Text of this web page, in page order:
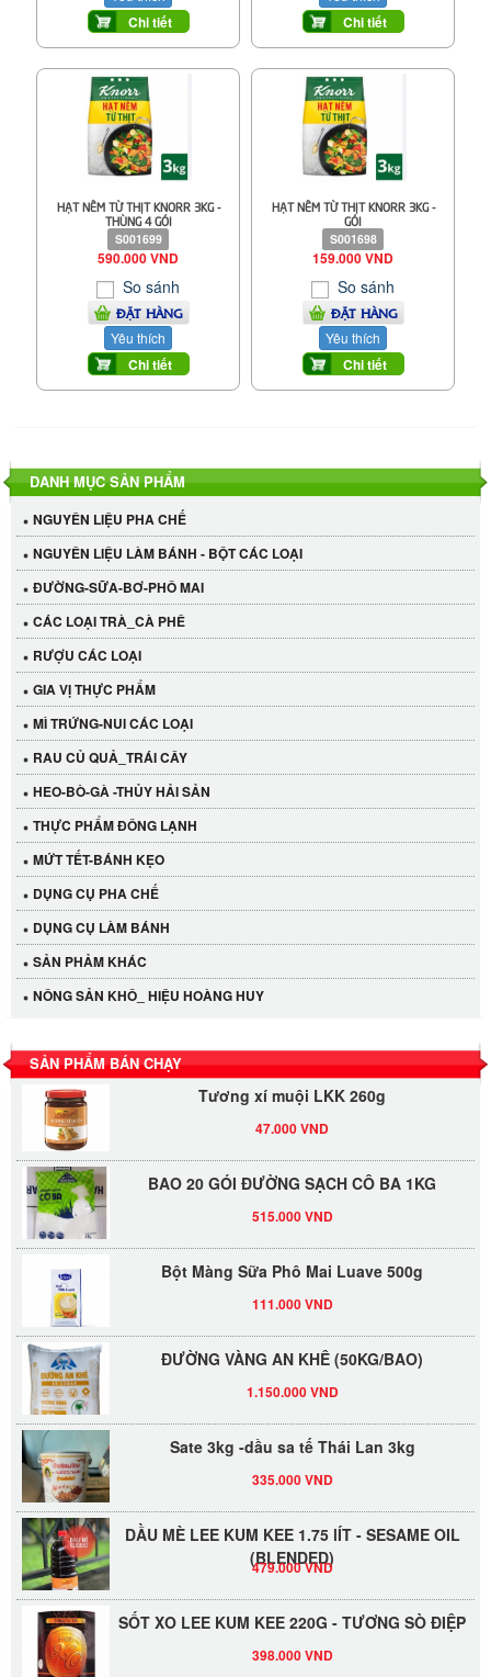
Chi tiết Chi tiết
HẠT NÊM TỪ THỊT KNORR 3KG -
THÙNG 4 GÓI
S001699
590.000 VND
So sánh
ĐẶT HÀNG
Yêu thích
Chi tiết
HẠT NÊM TỪ THỊT KNORR 3KG -
GÓI
S001698
159.000 VND
So sánh
ĐẶT HÀNG
Yêu thích
Chi tiết
DANH MỤC SẢN PHẨM
NGUYÊN LIỆU PHA CHẾ
NGUYÊN LIỆU LÀM BÁNH - BỘT CÁC LOẠI
ĐƯỜNG-SỮA-BƠ-PHÔ MAI
CÁC LOẠI TRÀ_CÀ PHÊ
RƯỢU CÁC LOẠI
GIA VỊ THỰC PHẨM
MÌ TRỨNG-NUI CÁC LOẠI
RAU CỦ QUẢ_TRÁI CÂY
HEO-BÒ-GÀ -THỦY HẢI SẢN
THỰC PHẨM ĐÔNG LẠNH
MỨT TẾT-BÁNH KẸO
DỤNG CỤ PHA CHẾ
DỤNG CỤ LÀM BÁNH
SẢN PHẢM KHÁC
NÔNG SẢN KHÔ_ HIỆU HOÀNG HUY
SẢN PHẨM BÁN CHẠY
Cần Tây Đà Lạt
40.000 VND
LỐC 12 HỦ Tương xí muội LKK 260g
Tương xí muội LKK 260g
BAO 20 GÓI ĐƯỜNG SẠCH CÔ BA 1KG
ĐƯỜNG VÀNG AN KHÊ (50KG/BAO)
Sate 3kg -dầu sa tế Thái Lan 3kg
DẦU MÈ LEE KUM KEE 1.75 lÍT - SESAME OIL
(BLENDED)
479.000 VND
SỐT XO LEE KUM KEE 220G - TƯƠNG SÒ ĐIỆP